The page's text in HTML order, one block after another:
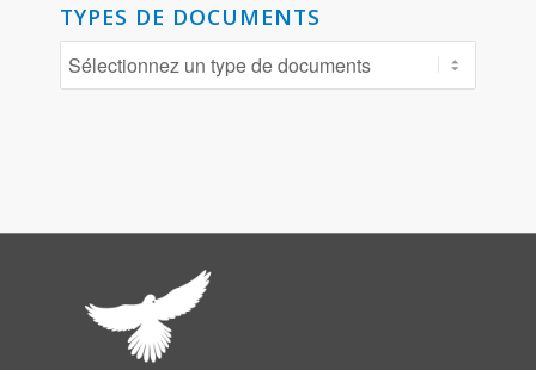
TYPES DE DOCUMENTS